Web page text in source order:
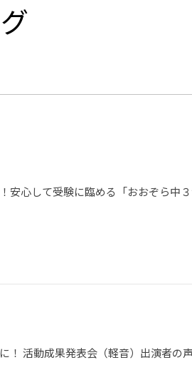
サポート
プログラム®
安心して受験に臨める「おおぞら中
！ 活動成果発表会（軽音）出演者の